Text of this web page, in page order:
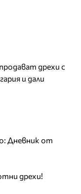
дрехи с
и дали
Дневник от
дрехи!